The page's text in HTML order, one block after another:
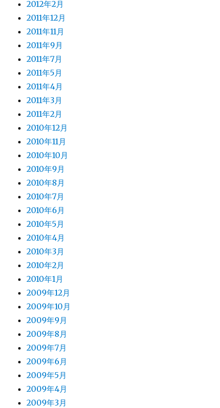
2012年2月
2011年12月
2011年11月
2011年9月
2011年7月
2011年5月
2011年4月
2011年3月
2011年2月
2010年12月
2010年11月
2010年10月
2010年9月
2010年8月
2010年7月
2010年6月
2010年5月
2010年4月
2010年3月
2010年2月
2010年1月
2009年12月
2009年10月
2009年9月
2009年8月
2009年7月
2009年6月
2009年5月
2009年4月
2009年3月